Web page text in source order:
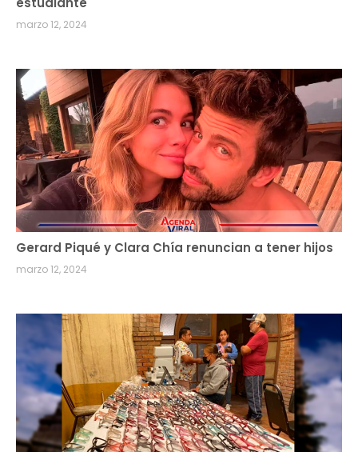
marzo 12, 2024
Gerard Piqué y Clara Chía renuncian a tener hijos
marzo 12, 2024